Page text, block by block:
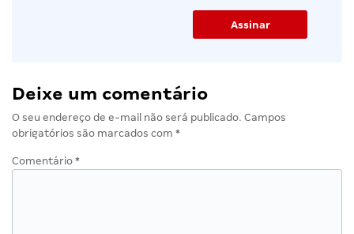
Deixe um comentário
O seu endereço de e-mail não será publicado. Campos
obrigatórios são marcados com *
Comentário *